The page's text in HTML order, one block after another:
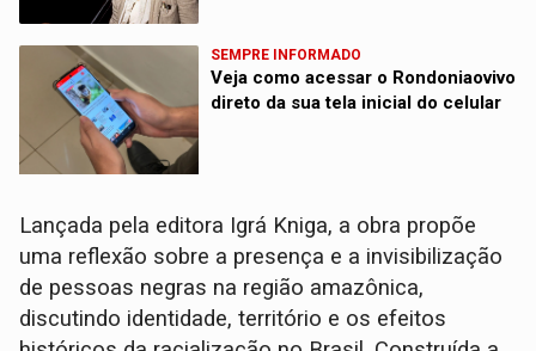
SEMPRE INFORMADO
Veja como acessar o Rondoniaovivo
direto da sua tela inicial do celular
Lançada pela editora Igrá Kniga, a obra propõe
uma reflexão sobre a presença e a invisibilização
de pessoas negras na região amazônica,
discutindo identidade, território e os efeitos